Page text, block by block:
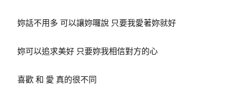
妳話不用多 可以讓妳囉說 只要我愛著妳就好
妳可以追求美好 只要妳我相信對方的心
喜歡 和 愛 真的很不同